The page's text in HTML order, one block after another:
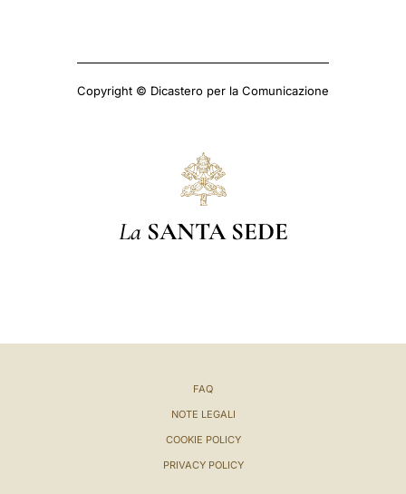
Copyright © Dicastero per la Comunicazione
La SANTA SEDE
FAQ
NOTE LEGALI
COOKIE POLICY
PRIVACY POLICY